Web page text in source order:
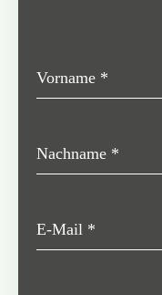
Vorname *
Nachname *
E-Mail *